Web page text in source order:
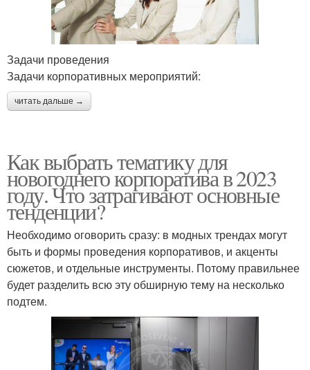
Задачи проведения
Задачи корпоративных мероприятий:
читать дальше →
Как выбрать тематику для
новогоднего корпоратива в 2023
году. Что затрагивают основные
тенденции?
Необходимо оговорить сразу: в модных трендах могут
быть и формы проведения корпоративов, и акценты
сюжетов, и отдельные инструменты. Потому правильнее
будет разделить всю эту обширную тему на несколько
подтем.